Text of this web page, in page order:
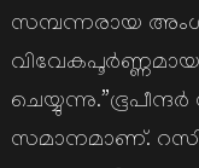
സമ്പന്നരായ
സമാനമാണ്.